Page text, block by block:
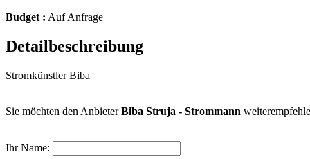
Budget : Auf Anfrage
Detailbeschreibung
Stromkünstler Biba
Sie möchten den AnbieterBiba Struja - Strommann
Ihr Name: